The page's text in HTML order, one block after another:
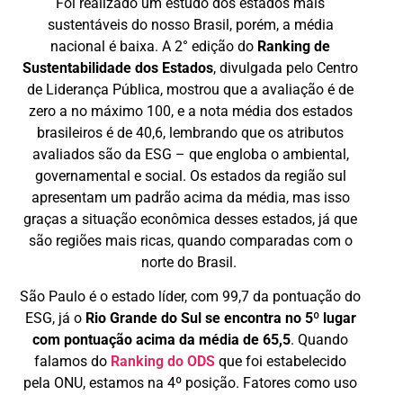
sustentáveis do nosso Brasil, porém, a média
nacional é baixa. A 2° edição do Ranking de
Sustentabilidade dos Estados, divulgada pelo Centro
de Liderança Pública, mostrou que a avaliação é de
zero a no máximo 100, e a nota média dos estados
brasileiros é de 40,6, lembrando que os atributos
avaliados são da ESG – que engloba o ambiental,
governamental e social. Os estados da região sul
apresentam um padrão acima da média, mas isso
graças a situação econômica desses estados, já que
são regiões mais ricas, quando comparadas com o
norte do Brasil.
São Paulo é o estado líder, com 99,7 da pontuação do
ESG, já o Rio Grande do Sul se encontra no 5º lugar
com pontuação acima da média de 65,5. Quando
falamos do Ranking do ODS que foi estabelecido
pela ONU, estamos na 4º posição. Fatores como uso